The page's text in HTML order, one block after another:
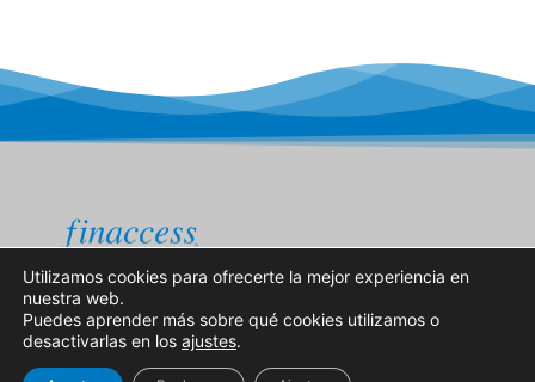
Utilizamos cookies para ofrecerte la mejor experiencia en
nuestra web.
Puedes aprender más sobre qué cookies utilizamos o
desactivarlas en los ajustes.